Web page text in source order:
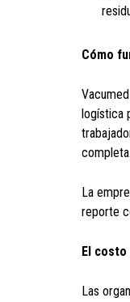
Cómo
logística
completa.
La
reporte
El costo
Las